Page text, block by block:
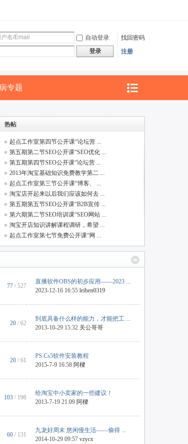
自动登录
找回密码
登录 注册
专题
热帖
起点工作室第四节公开课“论坛营 ...
第五期第二节SEO公开课“SEO优化 ...
第五期第四节SEO公开课“论坛营 ...
2013年淘宝基础知识免费教学第二 ...
起点工作室第三节公开课“博客、 ...
淘宝店开起来以后我们应该如何去 ...
第五期第五节SEO公开课“B2B宣传 ...
第六期第二节SEO培训课“SEO网站 ...
淘宝开店知识讲解课程调研，希望 ...
起点工作室第七节免费公开课“网 ...
77 / 527
直播软件OBS的初步应用——2023 ...
2023-12-16 16:55 leihen0319
20 / 62
到底具备什么样的能力，才能把工 ...
2013-10-29 15:32 关公哥哥
20 / 61
PS.Cs5软件安装教程
2015-7-9 16:58 阿樑
103 / 198
给淘宝中小卖家的一些建议！
2013-7-19 21:09 阿樑
60 / 131
九龙好周末 悠闲慢生活——偷得 ...
2014-10-29 09:57 vzycx